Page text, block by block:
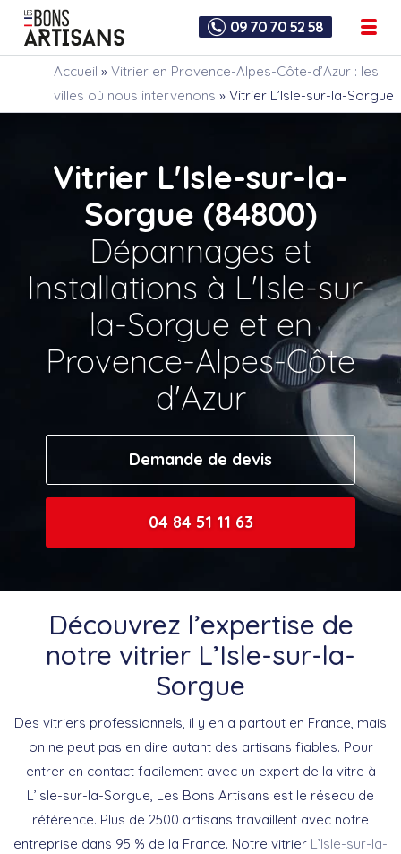
09 70 70 52 58
Accueil » Vitrier en Provence-Alpes-Côte-d’Azur : les
villes où nous intervenons » Vitrier L’Isle-sur-la-Sorgue
Vitrier L'Isle-sur-la-
Sorgue (84800)
Dépannages et
Installations à L'Isle-sur-
la-Sorgue et en
Provence-Alpes-Côte
d'Azur
Demande de devis
04 84 51 11 63
Découvrez l’expertise de
notre vitrier L’Isle-sur-la-
Sorgue
Des vitriers professionnels, il y en a partout en France, mais
on ne peut pas en dire autant des artisans fiables. Pour
entrer en contact facilement avec un expert de la vitre à
L’Isle-sur-la-Sorgue, Les Bons Artisans est le réseau de
référence. Plus de 2500 artisans travaillent avec notre
entreprise dans 95 % de la France. Notre vitrier L’Isle-sur-la-